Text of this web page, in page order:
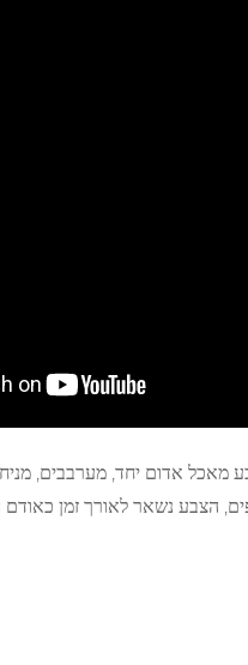
מאכל אדום יחד, מערבבים,
הצבע נשאר לאורך זמן